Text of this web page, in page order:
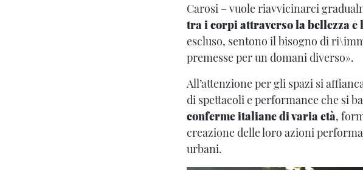
Carosi – vuole riavvicinarci
tra i corpi attraverso la bellezza
escluso, sentono il bisogno di
premesse per un domani diverso».
All’attenzione per gli spazi si
di spettacoli e performance che si
conferme italiane di varia età,
creazione delle loro azioni
urbani.